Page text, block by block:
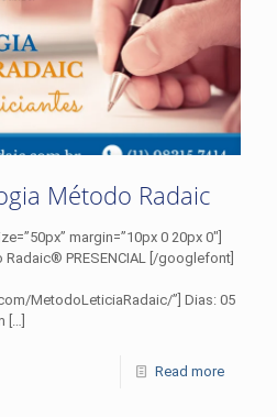
Método Radaic
margin=”10px 0 20px 0″]
PRESENCIAL [/googlefont]
MetodoLeticiaRadaic/”] Dias: 05
[…]
Read more